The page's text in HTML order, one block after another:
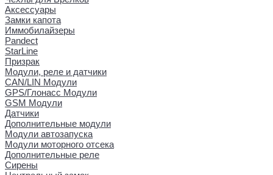
Аксессуары
Замки капота
Иммобилайзеры
Pandect
StarLine
Призрак
Модули, реле и датчики
CAN/LIN Модули
GPS/Глонасс Модули
GSM Модули
Датчики
Дополнительные модули
Модули автозапуска
Модули моторного отсека
Дополнительные реле
Сирены